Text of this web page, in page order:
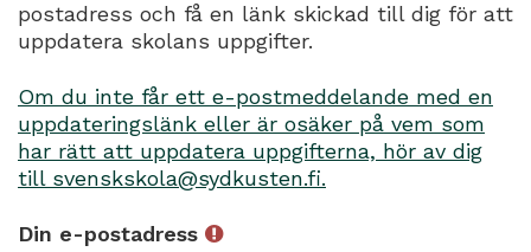
postadress och få en länk skickad till dig för att
uppdatera skolans uppgifter.
Om du inte får ett e-postmeddelande med en
uppdateringslänk eller är osäker på vem som
har rätt att uppdatera uppgifterna, hör av dig
till svenskskola@sydkusten.fi.
Din e-postadress